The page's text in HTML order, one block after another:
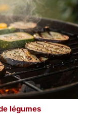
légumes